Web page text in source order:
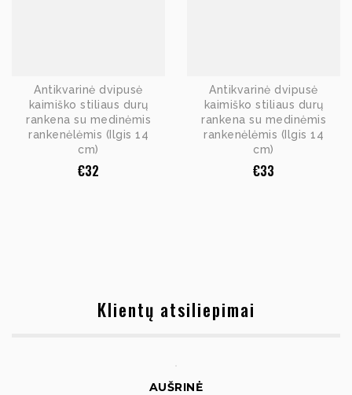
Antikvarinė dvipusė
kaimiško stiliaus durų
rankena su medinėmis
rankenėlėmis (Ilgis 14
cm)
€32
Antikvarinė dvipusė
kaimiško stiliaus durų
rankena su medinėmis
rankenėlėmis (Ilgis 14
cm)
€33
Klientų atsiliepimai
AUŠRINĖ